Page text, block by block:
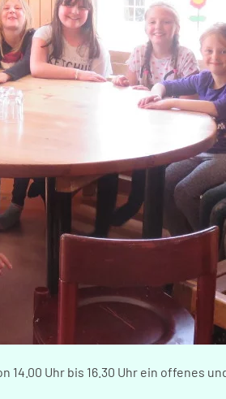
Uhr bis 16.30 Uhr ein offenes